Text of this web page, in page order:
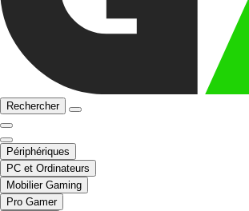
Rechercher
Périphériques
PC et Ordinateurs
Mobilier Gaming
Pro Gamer